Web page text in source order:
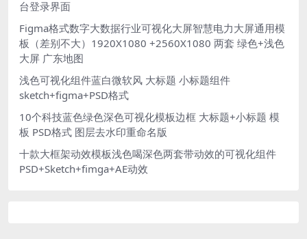
台登录界面
Figma格式数字大数据行业可视化大屏智慧电力大屏通用模
板（差别不大）1920X1080 +2560X1080 两套 绿色+浅色
大屏 广东地图
浅色可视化组件蓝白微软风 大标题 小标题组件
sketch+figma+PSD格式
10个科技蓝色绿色深色可视化模板边框 大标题+小标题 模
板 PSD格式 图层去水印重命名版
十款大框架动效模板浅色喝深色两套带动效的可视化组件
PSD+Sketch+fimga+AE动效